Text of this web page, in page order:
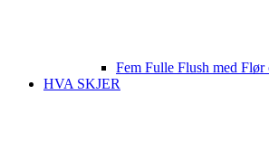
Fem Fulle Flush med Flør
HVA SKJER